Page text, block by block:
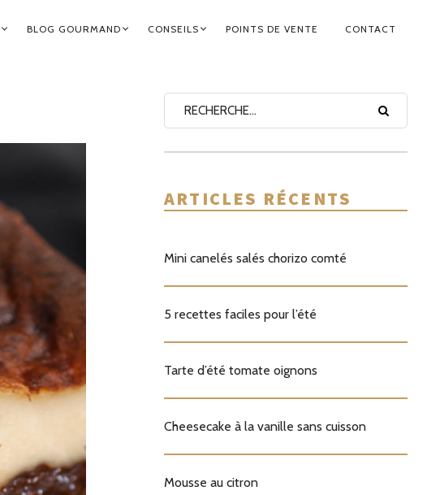
BLOG GOURMAND CONSEILS POINTS DE VENTE CONTACT
ARTICLES RÉCENTS
Mini canelés salés chorizo comté
5 recettes faciles pour l’été
Tarte d’été tomate oignons
Cheesecake à la vanille sans cuisson
Mousse au citron